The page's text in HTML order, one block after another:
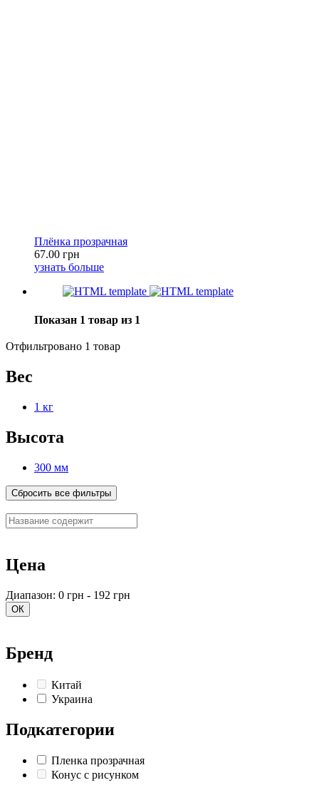
Плёнка прозрачная
67.00 грн
узнать больше
Показан 1 товар из 1
Отфильтровано 1 товар
Вес
1 кг
Высота
300 мм
Сбросить все фильтры
Цена
Диапазон: 0 грн - 192 грн
ОК
Бренд
Китай
Украина
Подкатегории
Пленка прозрачная
Конус с рисунком